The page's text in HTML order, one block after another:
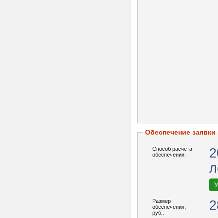
Обеспечение заявки
Способ расчета
обеспечения:
Размер
обеспечения,
руб.: